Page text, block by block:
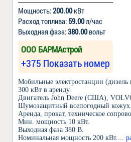
Мощность:200.00кВт
Расход топлива: 59.00л/час
Выходная фаза:380.00вольт
ООО БАРМАстрой
+375 Показать номер
Мобильные электростанции (дизель
300 кВт в аренду.
Двигатель John Deere (США),
Шумозащитный всепогодный кожух.
Аренда, прокат, техническое
Мин. мощность 10 кВт.
Выходная фаза 380 В.
Номинальная мощность 200 кВт.
...